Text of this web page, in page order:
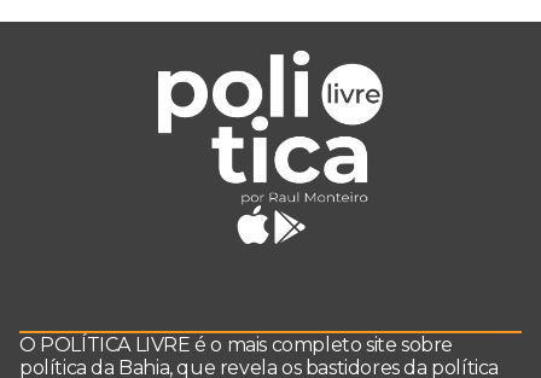
O POLÍTICA LIVRE é o mais completo site sobre
política da Bahia, que revela os bastidores da política